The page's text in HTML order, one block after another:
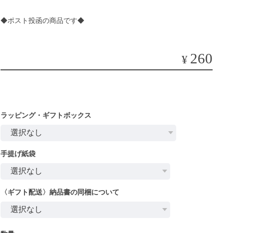
◆ポスト投函の商品です◆
¥ 260
ラッピング・ギフトボックス
手提げ紙袋
〈ギフト配送〉納品書の同梱について